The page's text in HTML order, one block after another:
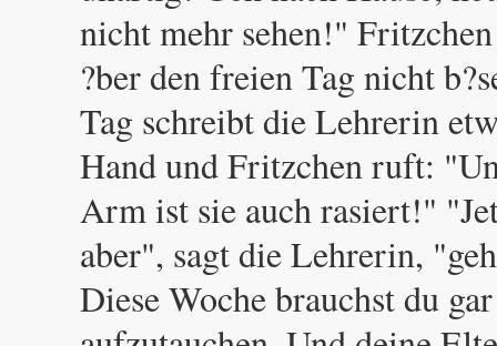
nicht mehr sehen!"
?ber den freien Tag nicht
Tag schreibt die Lehrerin
Hand und Fritzchen ruft:
Arm ist sie auch rasiert!"
aber", sagt die Lehrerin,
Diese Woche brauchst du